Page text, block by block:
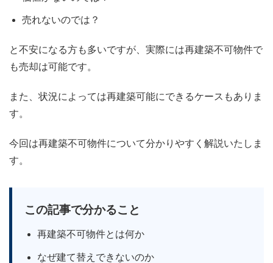
売れないのでは？
と不安になる方も多いですが、実際には再建築不可物件で
も売却は可能です。
また、状況によっては再建築可能にできるケースもありま
す。
今回は再建築不可物件について分かりやすく解説いたしま
す。
この記事で分かること
再建築不可物件とは何か
なぜ建て替えできないのか